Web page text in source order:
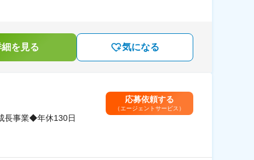
を見る 気になる
長事業◆年休130日
応募依頼する
（エージェントサービス）